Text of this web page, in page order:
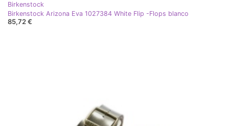
Birkenstock
Birkenstock Arizona Eva 1027384 White Flip -Flops blanco
85,72 €